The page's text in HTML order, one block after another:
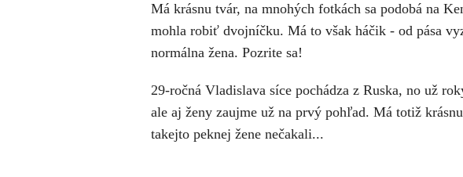
Má krásnu tvár, na mnohých fotkách sa podobá na
mohla robiť dvojníčku. Má to však háčik - od pása
normálna žena. Pozrite sa!
29-ročná Vladislava síce pochádza z Ruska, no už
ale aj ženy zaujme už na prvý pohľad. Má totiž
takejto peknej žene nečakali...